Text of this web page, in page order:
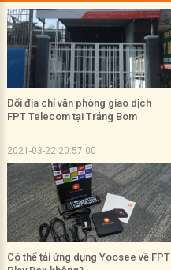
Đổi địa chỉ văn phòng giao dịch
FPT Telecom tại Trảng Bom
2021-03-22 20:57:00
Có thể tải ứng dụng Yoosee về FPT